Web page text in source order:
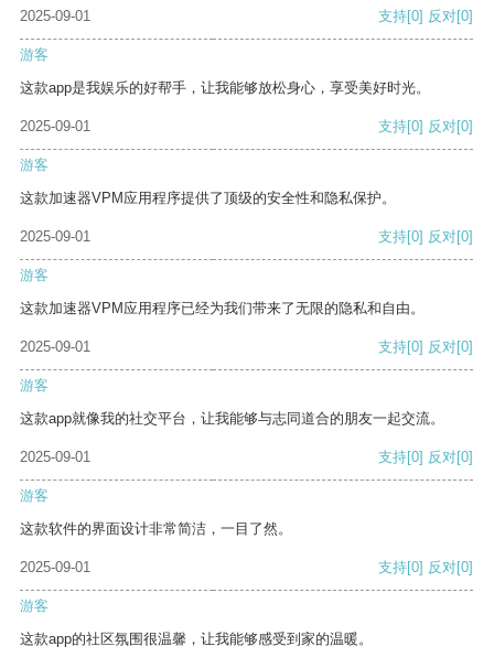
2025-09-01 支持[0] 反对[0]
游客
这款app是我娱乐的好帮手，让我能够放松身心，享受美好时光。
2025-09-01 支持[0] 反对[0]
游客
这款加速器VPM应用程序提供了顶级的安全性和隐私保护。
2025-09-01 支持[0] 反对[0]
游客
这款加速器VPM应用程序已经为我们带来了无限的隐私和自由。
2025-09-01 支持[0] 反对[0]
游客
这款app就像我的社交平台，让我能够与志同道合的朋友一起交流。
2025-09-01 支持[0] 反对[0]
游客
这款软件的界面设计非常简洁，一目了然。
2025-09-01 支持[0] 反对[0]
游客
这款app的社区氛围很温馨，让我能够感受到家的温暖。